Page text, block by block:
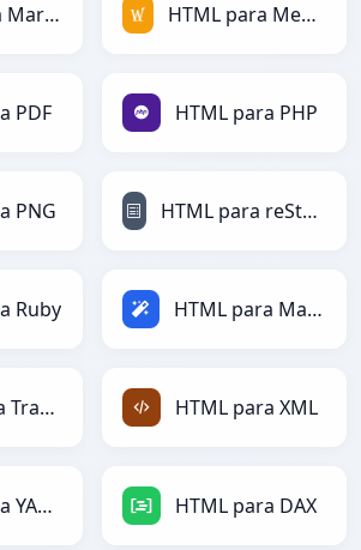
HTML para Markdown HTML para MediaWiki
PDF HTML para PHP
PNG HTML para reStructuredText
Ruby HTML para Magic
HTML para TracWiki HTML para XML
HTML para YAML HTML para DAX